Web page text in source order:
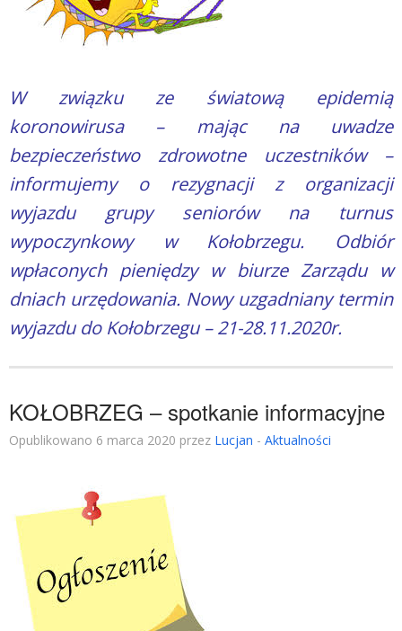
W związku ze światową epidemią
koronowirusa – mając na uwadze
bezpieczeństwo zdrowotne uczestników –
informujemy o rezygnacji z organizacji
wyjazdu grupy seniorów na turnus
wypoczynkowy w Kołobrzegu. Odbiór
wpłaconych pieniędzy w biurze Zarządu w
dniach urzędowania. Nowy uzgadniany termin
wyjazdu do Kołobrzegu – 21-28.11.2020r.
KOŁOBRZEG – spotkanie informacyjne
Opublikowano 6 marca 2020 przez Lucjan - Aktualności